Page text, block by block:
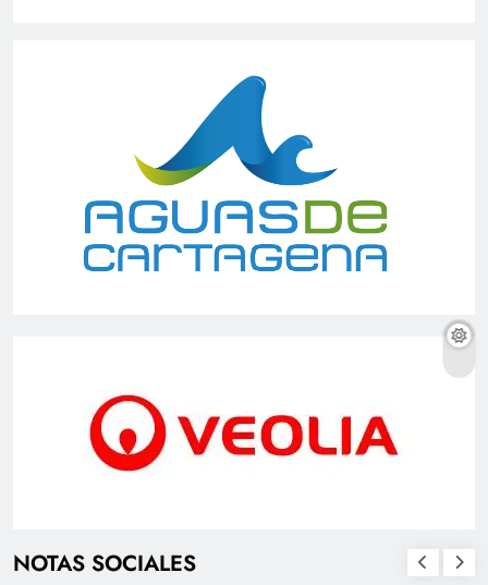
NOTAS SOCIALES